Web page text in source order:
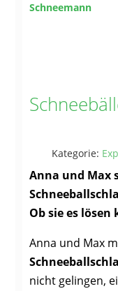
Schneemann
Kategorie:
Anna und Max
Ob sie es
Anna und Max
nicht gelingen,